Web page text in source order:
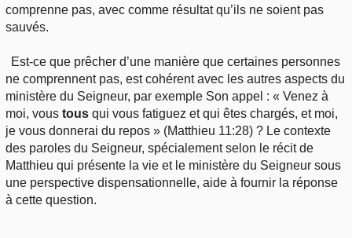
comprenne pas, avec comme résultat qu’ils ne soient pas
sauvés.
Est-ce que prêcher d’une manière que certaines personnes
ne comprennent pas, est cohérent avec les autres aspects du
ministère du Seigneur, par exemple Son appel : « Venez à
moi, vous tous qui vous fatiguez et qui êtes chargés, et moi,
je vous donnerai du repos » (Matthieu 11:28) ? Le contexte
des paroles du Seigneur, spécialement selon le récit de
Matthieu qui présente la vie et le ministère du Seigneur sous
une perspective dispensationnelle, aide à fournir la réponse
à cette question.